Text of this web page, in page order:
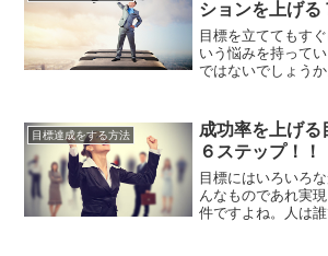
とても長く、我慢
谷ありの人生です
ションを上げる
目標を立ててもす
いう悩みを持って
ではないでしょう
勉強計画を立てて
ったり、仕事の目
終わることが多い
くありません。し
目標達成をする方法
成功率を上げる
６ステップ！！
目標にはいろいろ
んなものであれ実
件ですよね。人は